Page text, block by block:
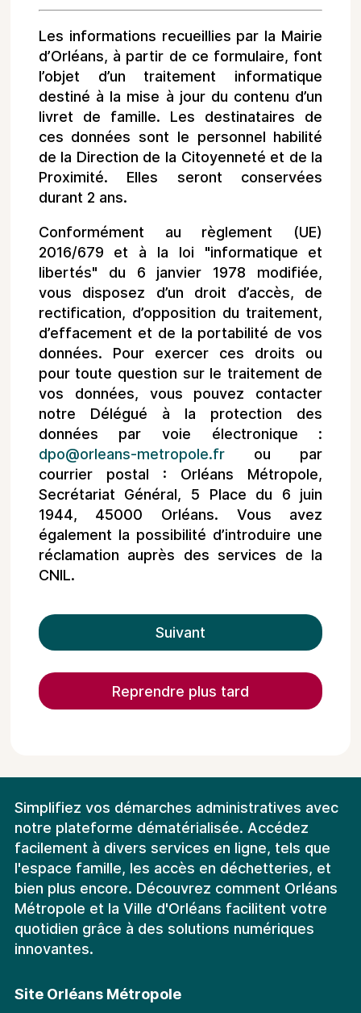
Les informations recueillies par la Mairie
d’Orléans, à partir de ce formulaire, font
l’objet d’un traitement informatique
destiné à la mise à jour du contenu d’un
livret de famille. Les destinataires de
ces données sont le personnel habilité
de la Direction de la Citoyenneté et de la
Proximité. Elles seront conservées
durant 2 ans.
Conformément au règlement (UE)
2016/679 et à la loi "informatique et
libertés" du 6 janvier 1978 modifiée,
vous disposez d’un droit d’accès, de
rectification, d’opposition du traitement,
d’effacement et de la portabilité de vos
données. Pour exercer ces droits ou
pour toute question sur le traitement de
vos données, vous pouvez contacter
notre Délégué à la protection des
données par voie électronique :
dpo@orleans-metropole.frou par
courrier postal : Orléans Métropole,
Secrétariat Général, 5 Place du 6 juin
1944, 45000 Orléans. Vous avez
également la possibilité d’introduire une
réclamation auprès des services de la
CNIL.
Suivant
Reprendre plus tard
Simplifiez vos démarches administratives avec
notre plateforme dématérialisée. Accédez
facilement à divers services en ligne, tels que
l'espace famille, les accès en déchetteries, et
bien plus encore. Découvrez comment Orléans
Métropole et la Ville d'Orléans facilitent votre
quotidien grâce à des solutions numériques
innovantes.
Site Orléans Métropole